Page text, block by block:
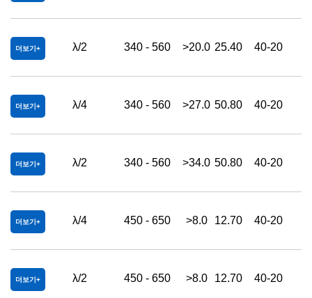
더보기 λ/2 340 - 560 >20.0 25.40 40-20
더보기 λ/4 340 - 560 >27.0 50.80 40-20
더보기 λ/2 340 - 560 >34.0 50.80 40-20
더보기 λ/4 450 - 650 >8.0 12.70 40-20
더보기 λ/2 450 - 650 >8.0 12.70 40-20